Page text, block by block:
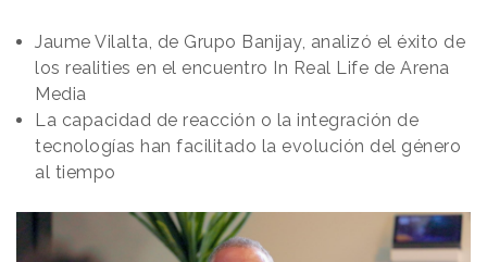
Jaume Vilalta, de Grupo Banijay, analizó el éxito de
los realities en el encuentro In Real Life de Arena
Media
La capacidad de reacción o la integración de
tecnologías han facilitado la evolución del género
al tiempo